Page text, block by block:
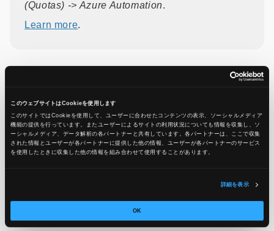
このウェブサイトはCookieを使用します
このサイトではCookieを使用して、ユーザーに合わせたコンテンツの表示、ソーシャルメディア
機能の提供を行っています。またユーザーによるサイトの利用状況についても情報を収集し、ソ
ーシャルメディア、データ解析の各パートナーと共有しています。各パートナーは、ここで収集
された情報とユーザーが各パートナーに提供した他の情報、ユーザーが各パートナーのサービス
を使用したときに収集した他の情報を組み合わせて使用​​することがあります。
詳細を表示
OK
(Quotas) -> Azure Automation.
Learn more.
Generally Available: Azure Automation is
revising Service and Subscription limits
この記事をシェア